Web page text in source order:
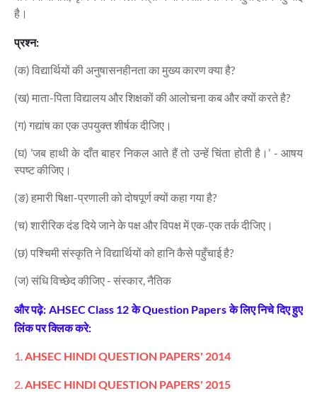
है।
प्रश्न:
(क) विद्यार्थियों की अनुषासनहीनता का मुख्य कारण क्या है?
(ख) माता-पिता विद्यालय और शिक्षकों की आलोचना कब और क्यों करते है?
(ग) गद्यांष का एक उपयुक्त शीर्षक दीजिए।
(घ) ’जब हाथी के दाँत बाहर निकल आते हैं तो उन्हें चिंता होती है।’ - आषय
स्पष्ट कीजिए।
(ङ) हमारी षिक्षा-प्रणाली को दोषपूर्ण क्यों कहा गया है?
(च) शारीरिक दंड दिये जाने के पक्ष और विपक्ष में एक-एक तर्क दीजिए।
(छ) पश्चिमी संस्कृति ने विद्यार्थियों को हानि कैसे पहुँचाई है?
(ज) संधि विच्छेद कीजिए - संस्कार, नैतिक
और पढ़े: AHSEC Class 12 के Question Papers के लिए निचे दिए हुए
लिंक पर क्लिक करे:
1.AHSEC HINDI QUESTION PAPERS' 2014
2.AHSEC HINDI QUESTION PAPERS' 2015